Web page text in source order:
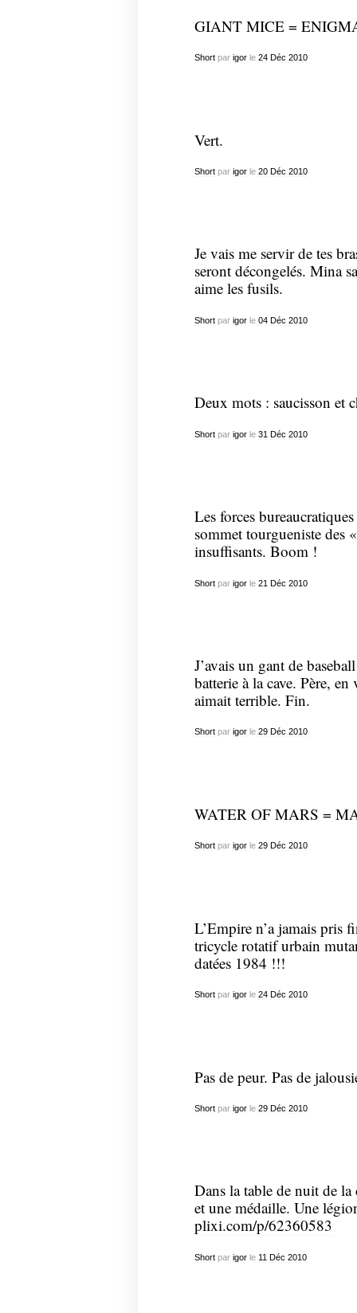
GIANT MICE =
Shortpar igorle 24 Déc 2010
Vert.
Shortpar igorle 20 Déc 2010
Je vais me servir de tes
seront décongelés. Mina
aime les fusils.
Shortpar igorle 04 Déc 2010
Deux mots : saucisson et
Shortpar igorle 31 Déc 2010
Les forces
sommet tourgueniste des
insuffisants. Boom !
Shortpar igorle 21 Déc 2010
J’avais un gant de
batterie à la cave. Père,
aimait terrible. Fin.
Shortpar igorle 29 Déc 2010
WATER OF MARS =
Shortpar igorle 29 Déc 2010
L’Empire n’a jamais pris
tricycle rotatif urbain
datées 1984 !!!
Shortpar igorle 24 Déc 2010
Pas de peur. Pas de
Shortpar igorle 29 Déc 2010
Dans la table de nuit de
et une médaille. Une
plixi.com/p/62360583
Shortpar igorle 11 Déc 2010